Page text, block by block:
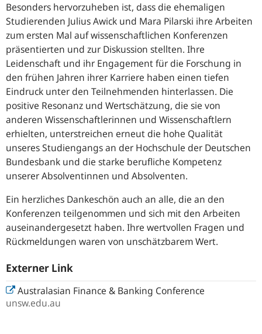
Besonders hervorzuheben ist, dass die ehemaligen
Studierenden Julius Awick und Mara Pilarski ihre Arbeiten
zum ersten Mal auf wissenschaftlichen Konferenzen
präsentierten und zur Diskussion stellten. Ihre
Leidenschaft und ihr Engagement für die Forschung in
den frühen Jahren ihrer Karriere haben einen tiefen
Eindruck unter den Teilnehmenden hinterlassen. Die
positive Resonanz und Wertschätzung, die sie von
anderen Wissenschaftlerinnen und Wissenschaftlern
erhielten, unterstreichen erneut die hohe Qualität
unseres Studiengangs an der Hochschule der Deutschen
Bundesbank und die starke berufliche Kompetenz
unserer Absolventinnen und Absolventen.
Ein herzliches Dankeschön auch an alle, die an den
Konferenzen teilgenommen und sich mit den Arbeiten
auseinandergesetzt haben. Ihre wertvollen Fragen und
Rückmeldungen waren von unschätzbarem Wert.
Externer Link
Australasian Finance & Banking Conference
unsw.edu.au